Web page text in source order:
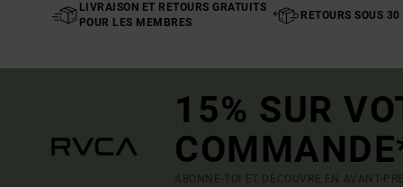
LIVRAISON ET RETOURS GRATUITS
POUR LES MEMBRES
RETOURS SOUS 30
15% SUR
ABONNE-TOI ET DÉCOUVRE EN AVANT-